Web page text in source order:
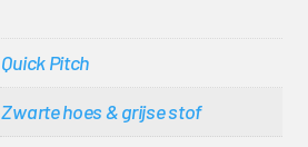
Quick Pitch
Zwarte hoes & grijse stof